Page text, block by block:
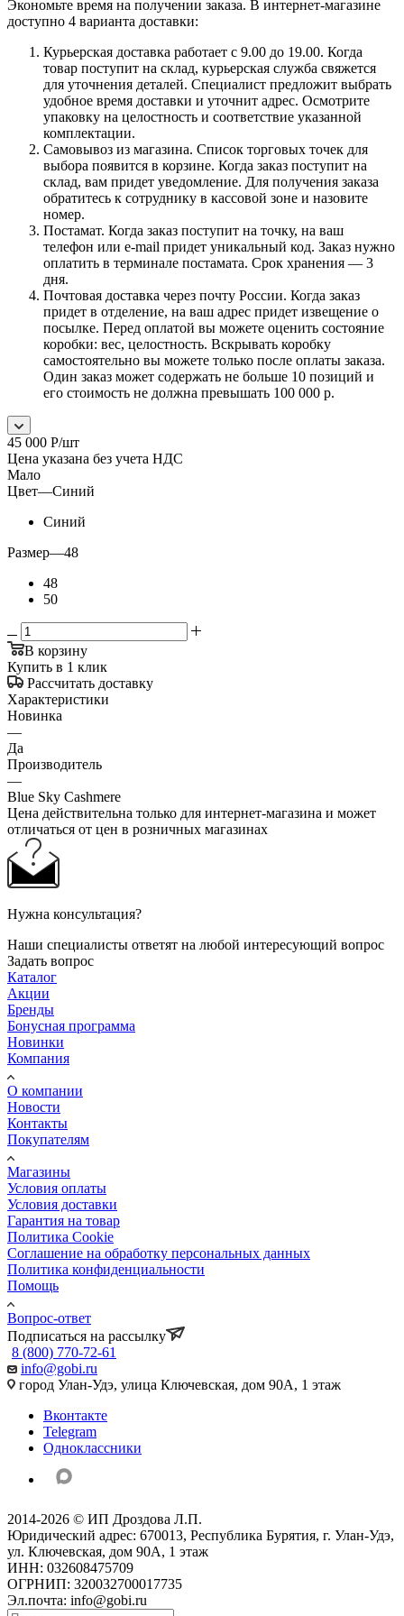
Экономьте время на получении заказа. В интернет-магазине
доступно 4 варианта доставки:
Курьерская доставка работает с 9.00 до 19.00. Когда
товар поступит на склад, курьерская служба свяжется
для уточнения деталей. Специалист предложит выбрать
удобное время доставки и уточнит адрес. Осмотрите
упаковку на целостность и соответствие указанной
комплектации.
Самовывоз из магазина. Список торговых точек для
выбора появится в корзине. Когда заказ поступит на
склад, вам придет уведомление. Для получения заказа
обратитесь к сотруднику в кассовой зоне и назовите
номер.
Постамат. Когда заказ поступит на точку, на ваш
телефон или e-mail придет уникальный код. Заказ нужно
оплатить в терминале постамата. Срок хранения — 3
дня.
Почтовая доставка через почту России. Когда заказ
придет в отделение, на ваш адрес придет извещение о
посылке. Перед оплатой вы можете оценить состояние
коробки: вес, целостность. Вскрывать коробку
самостоятельно вы можете только после оплаты заказа.
Один заказ может содержать не больше 10 позиций и
его стоимость не должна превышать 100 000 р.
45 000 Р/шт
Цена указана без учета НДС
Мало
Цвет—Синий
Синий
Размер—48
48
50
В корзину
Купить в 1 клик
Рассчитать доставку
Характеристики
Новинка
—
Да
Производитель
—
Blue Sky Cashmere
Цена действительна только для интернет-магазина и может
отличаться от цен в розничных магазинах
Нужна консультация?
Наши специалисты ответят на любой интересующий вопрос
Задать вопрос
Каталог
Акции
Бренды
Бонусная программа
Новинки
Компания
О компании
Новости
Контакты
Покупателям
Магазины
Условия оплаты
Условия доставки
Гарантия на товар
Политика Cookie
Соглашение на обработку персональных данных
Политика конфиденциальности
Помощь
Вопрос-ответ
Подписаться на рассылку
8 (800) 770-72-61
info@gobi.ru
город Улан-Удэ, улица Ключевская, дом 90А, 1 этаж
Вконтакте
Telegram
Одноклассники
2014-2026 © ИП Дроздова Л.П.
Юридический адрес: 670013, Республика Бурятия, г. Улан-Удэ,
ул. Ключевская, дом 90А, 1 этаж
ИНН: 032608475709
ОГРНИП: 320032700017735
Эл.почта: info@gobi.ru